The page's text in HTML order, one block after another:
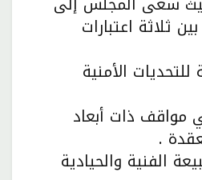
ثلاثة اعتبارات
للتحديات الأمنية
مواقف ذات أبعاد
.
الفنية والحيادية